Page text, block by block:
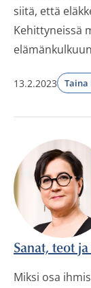
siitä, että
Kehittyneissä
13.2.2023 Taina
Sanat, teot
Miksi osa